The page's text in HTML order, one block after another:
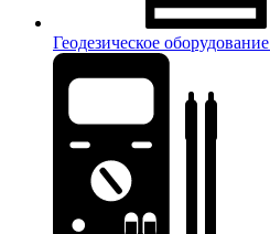
Геодезическое оборудование